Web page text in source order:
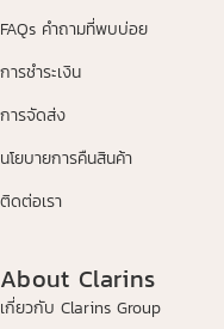
FAQs คำถามที่พบบ่อย
การชำระเงิน
การจัดส่ง
นโยบายการคืนสินค้า
ติดต่อเรา
About Clarins
เกี่ยวกับ Clarins Group